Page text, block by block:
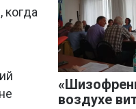
когда
воздухе